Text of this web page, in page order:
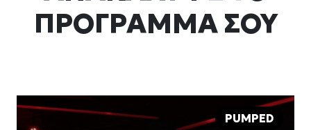
ΠΡΟΓΡΑΜΜΑ ΣΟΥ
PUMPED